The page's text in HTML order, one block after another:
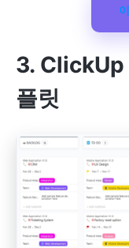
3. ClickUp
플릿